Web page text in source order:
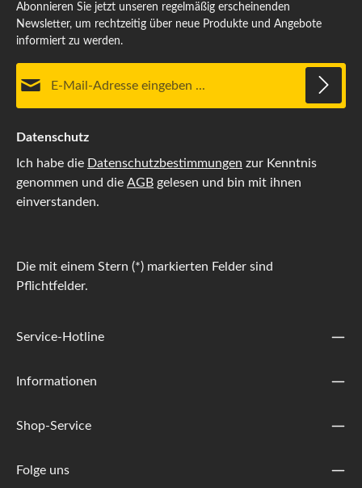
Abonnieren Sie jetzt unseren regelmäßig erscheinenden
Newsletter, um rechtzeitig über neue Produkte und Angebote
informiert zu werden.
Datenschutz
Ich habe die Datenschutzbestimmungen zur Kenntnis
genommen und die AGB gelesen und bin mit ihnen
einverstanden.
Die mit einem Stern (*) markierten Felder sind
Pflichtfelder.
Service-Hotline
Informationen
Shop-Service
Folge uns